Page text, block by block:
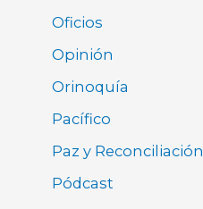
Oficios
Opinión
Orinoquía
Pacífico
Paz y Reconciliación
Pódcast